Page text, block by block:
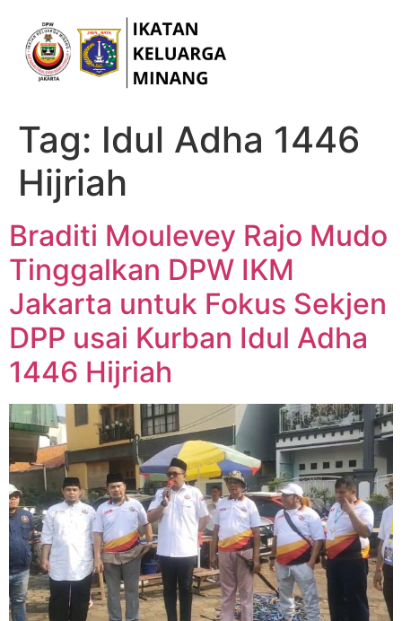
Tag: Idul Adha 1446
Hijriah
Braditi Moulevey Rajo Mudo
Tinggalkan DPW IKM
Jakarta untuk Fokus Sekjen
DPP usai Kurban Idul Adha
1446 Hijriah